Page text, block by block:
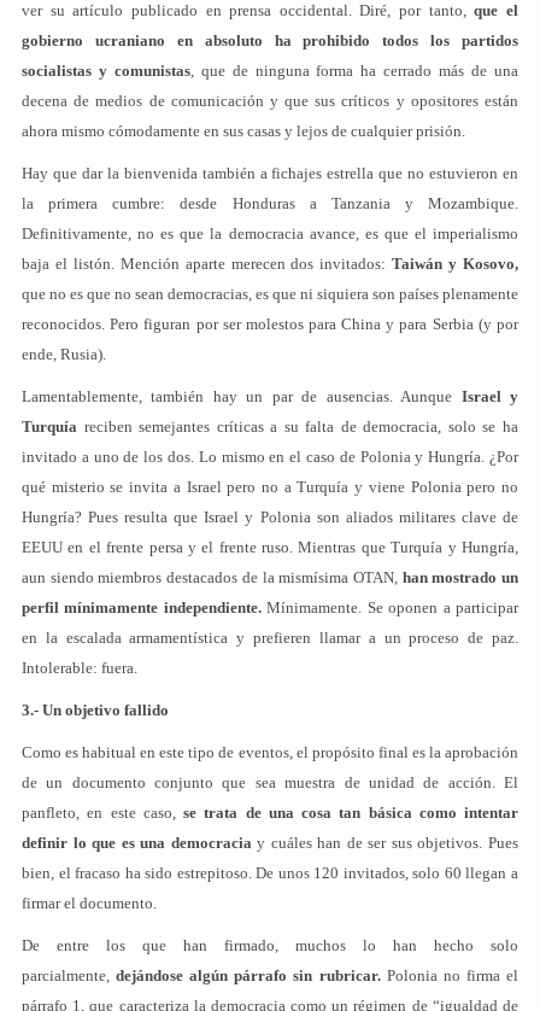
ver su artículo publicado en prensa occidental. Diré, por tanto,que el
gobierno ucraniano en absoluto ha prohibido todos los partidos
socialistas y comunistas, que de ninguna forma ha cerrado más de una
decena de medios de comunicación y que sus críticos y opositores están
ahora mismo cómodamente en sus casas y lejos de cualquier prisión.
Hay que dar la bienvenida también a fichajes estrella que no estuvieron en
la primera cumbre: desde Honduras a Tanzania y Mozambique.
Definitivamente, no es que la democracia avance, es que el imperialismo
baja el listón. Mención aparte merecen dos invitados:Taiwán y Kosovo,
que no es que no sean democracias, es que ni siquiera son países plenamente
reconocidos. Pero figuran por ser molestos para China y para Serbia (y por
ende, Rusia).
Lamentablemente, también hay un par de ausencias. Aunque Israel y
Turquía reciben semejantes críticas a su falta de democracia, solo se ha
invitado a uno de los dos. Lo mismo en el caso de Polonia y Hungría. ¿Por
qué misterio se invita a Israel pero no a Turquía y viene Polonia pero no
Hungría? Pues resulta que Israel y Polonia son aliados militares clave de
EEUU en el frente persa y el frente ruso. Mientras que Turquía y Hungría,
aun siendo miembros destacados de la mismísima OTAN, han mostrado un
perfil mínimamente independiente.Mínimamente. Se oponen a participar
en la escalada armamentística y prefieren llamar a un proceso de paz.
Intolerable: fuera.
3.- Un objetivo fallido
Como es habitual en este tipo de eventos, el propósito final es la aprobación
de un documento conjunto que sea muestra de unidad de acción. El
panfleto, en este caso, se trata de una cosa tan básica como intentar
definir lo que es una democraciay cuáles han de ser sus objetivos. Pues
bien, el fracaso ha sido estrepitoso. De unos 120 invitados, solo 60 llegan a
firmar el documento.
De entre los que han firmado, muchos lo han hecho solo
parcialmente,dejándose algún párrafo sin rubricar. Polonia no firma el
párrafo 1, que caracteriza la democracia como un régimen de “igualdad de